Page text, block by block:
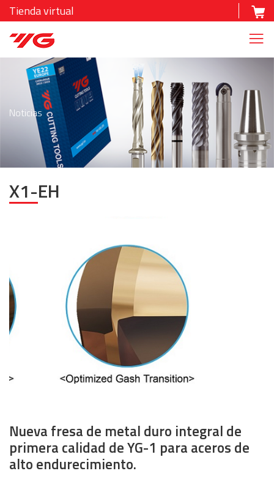
Tienda virtual
Noticias
X1-EH
Nueva fresa de metal duro integral de
primera calidad de YG-1 para aceros de
alto endurecimiento.